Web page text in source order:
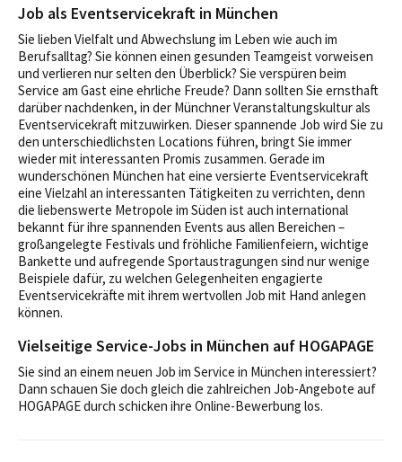
Job als Eventservicekraft in München
Sie lieben Vielfalt und Abwechslung im Leben wie auch im
Berufsalltag? Sie können einen gesunden Teamgeist vorweisen
und verlieren nur selten den Überblick? Sie verspüren beim
Service am Gast eine ehrliche Freude? Dann sollten Sie ernsthaft
darüber nachdenken, in der Münchner Veranstaltungskultur als
Eventservicekraft mitzuwirken. Dieser spannende Job wird Sie zu
den unterschiedlichsten Locations führen, bringt Sie immer
wieder mit interessanten Promis zusammen. Gerade im
wunderschönen München hat eine versierte Eventservicekraft
eine Vielzahl an interessanten Tätigkeiten zu verrichten, denn
die liebenswerte Metropole im Süden ist auch international
bekannt für ihre spannenden Events aus allen Bereichen –
großangelegte Festivals und fröhliche Familienfeiern, wichtige
Bankette und aufregende Sportaustragungen sind nur wenige
Beispiele dafür, zu welchen Gelegenheiten engagierte
Eventservicekräfte mit ihrem wertvollen Job mit Hand anlegen
können.
Vielseitige Service-Jobs in München auf HOGAPAGE
Sie sind an einem neuen Job im Service in München interessiert?
Dann schauen Sie doch gleich die zahlreichen Job-Angebote auf
HOGAPAGE durch schicken ihre Online-Bewerbung los.